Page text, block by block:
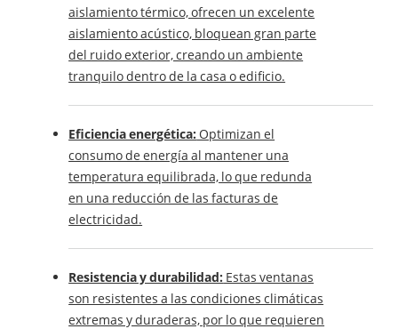
aislamiento térmico, ofrecen un excelente
aislamiento acústico, bloquean gran parte
del ruido exterior, creando un ambiente
tranquilo dentro de la casa o edificio.
Eficiencia energética: Optimizan el
consumo de energía al mantener una
temperatura equilibrada, lo que redunda
en una reducción de las facturas de
electricidad.
Resistencia y durabilidad: Estas ventanas
son resistentes a las condiciones climáticas
extremas y duraderas, por lo que requieren